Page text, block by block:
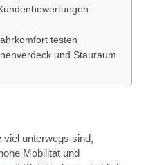
testen
und Stauraum
viel unterwegs sind,
Mobilität und